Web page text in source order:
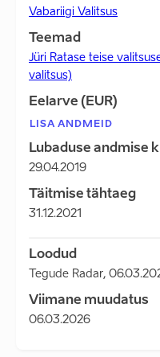
Vabariigi Valitsus
Teemad
Jüri Ratase teise
valitsus)
Eelarve (EUR)
LISA ANDMEID
Lubaduse andmise
29.04.2019
Täitmise tähtaeg
31.12.2021
Loodud
Tegude Radar,
Viimane muudatus
06.03.2026